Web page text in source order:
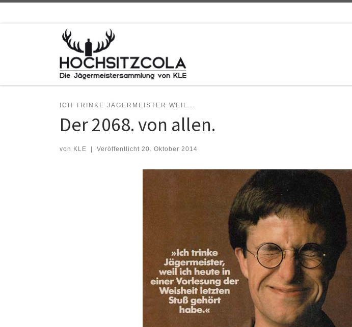
ICH TRINKE JÄGERMEISTER WEIL...
Der 2068. von allen.
von KLE | Veröffentlicht 20. Oktober 2014